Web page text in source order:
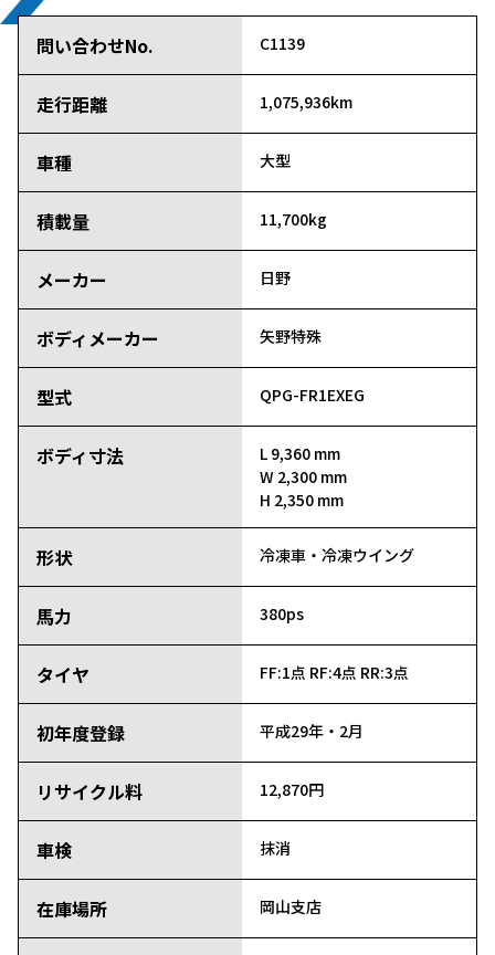
問い合わせNo. C1139
走行距離 1,075,936km
車種 大型
積載量 11,700kg
メーカー 日野
ボディメーカー 矢野特殊
型式 QPG-FR1EXEG
ボディ寸法
L 9,360 mm
W 2,300 mm
H 2,350 mm
形状 冷凍車・冷凍ウイング
馬力 380ps
タイヤ FF:1点 RF:4点 RR:3点
初年度登録 平成29年・2月
リサイクル料 12,870円
車検 抹消
在庫場所 岡山支店